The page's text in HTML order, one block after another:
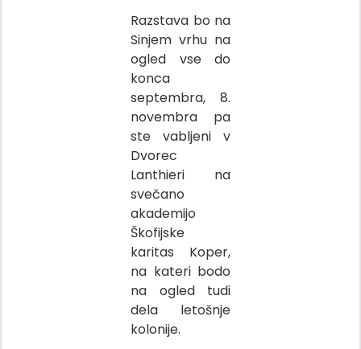
Razstava bo na
Sinjem vrhu na
ogled vse do
konca
septembra, 8.
novembra pa
ste vabljeni v
Dvorec
Lanthieri na
svečano
akademijo
Škofijske
karitas Koper,
na kateri bodo
na ogled tudi
dela letošnje
kolonije.